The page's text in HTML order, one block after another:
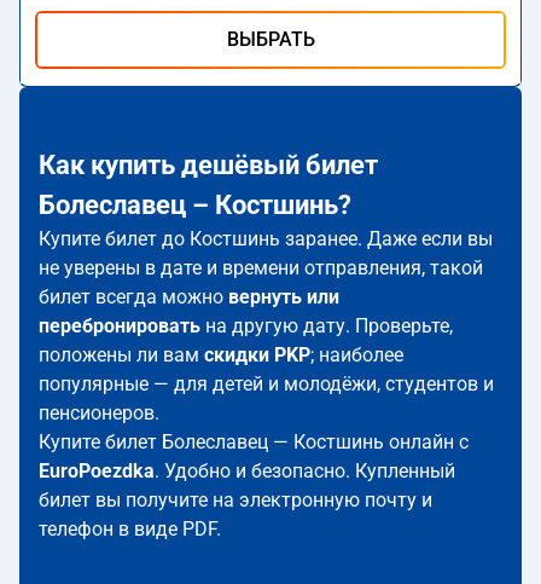
ВЫБРАТЬ
Как купить дешёвый билет
Болеславец – Костшинь?
Купите билет до Костшинь заранее. Даже если вы
не уверены в дате и времени отправления, такой
билет всегда можно вернуть или
перебронировать на другую дату. Проверьте,
положены ли вам скидки PKP; наиболее
популярные — для детей и молодёжи, студентов и
пенсионеров.
Купите билет Болеславец — Костшинь онлайн с
EuroPoezdka. Удобно и безопасно. Купленный
билет вы получите на электронную почту и
телефон в виде PDF.